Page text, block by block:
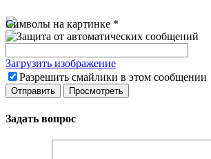
Символы на картинке *
Загрузить изображение
Разрешить смайлики в этом сообщении
Задать вопрос